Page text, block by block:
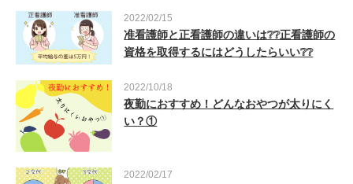
2022/02/15
准看護師と正看護師の違いは❔❔正看護師の
資格を取得するにはどうしたらいい❔❔
2022/10/18
夜勤におすすめ！どんなおやつが太りにく
い？①
2022/02/17